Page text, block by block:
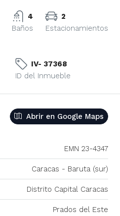
4
Baños
2
Estacionamientos
IV- 37368
ID del Inmueble
Abrir en Google Maps
EMN 23-4347
Caracas - Baruta (sur)
Distrito Capital Caracas
Prados del Este